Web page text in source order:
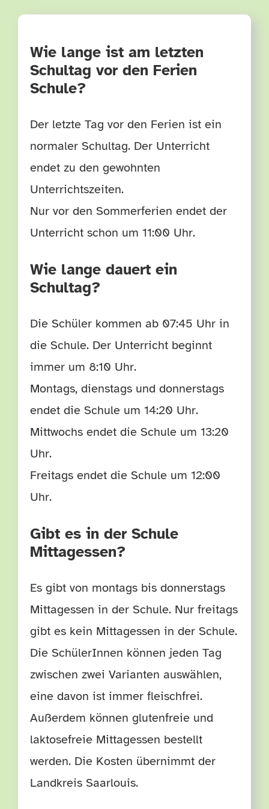
HÄUFIGE FRAGEN
Wie lange ist am letzten
Schultag vor den Ferien
Schule?
Der letzte Tag vor den Ferien ist ein
normaler Schultag. Der Unterricht
endet zu den gewohnten
Unterrichtszeiten.
Nur vor den Sommerferien endet der
Unterricht schon um 11:00 Uhr.
Wie lange dauert ein
Schultag?
Die Schüler kommen ab 07:45 Uhr in
die Schule. Der Unterricht beginnt
immer um 8:10 Uhr.
Montags, dienstags und donnerstags
endet die Schule um 14:20 Uhr.
Mittwochs endet die Schule um 13:20
Uhr.
Freitags endet die Schule um 12:00
Uhr.
Gibt es in der Schule
Mittagessen?
Es gibt von montags bis donnerstags
Mittagessen in der Schule. Nur freitags
gibt es kein Mittagessen in der Schule.
Die SchülerInnen können jeden Tag
zwischen zwei Varianten auswählen,
eine davon ist immer fleischfrei.
Außerdem können glutenfreie und
laktosefreie Mittagessen bestellt
werden. Die Kosten übernimmt der
Landkreis Saarlouis.